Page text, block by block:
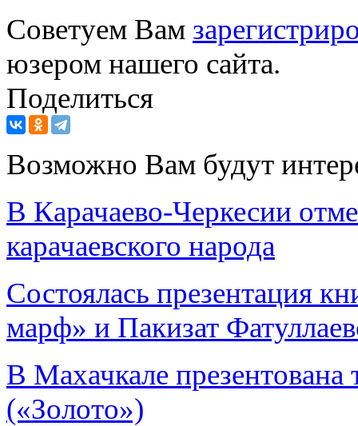
Советуем Вам
юзером нашего сайта.
Поделиться
Возможно Вам будут
В Карачаево-Черкесии
карачаевского народа
Состоялась презентация
марф» и Пакизат
В Махачкале презентована
(«Золото»)